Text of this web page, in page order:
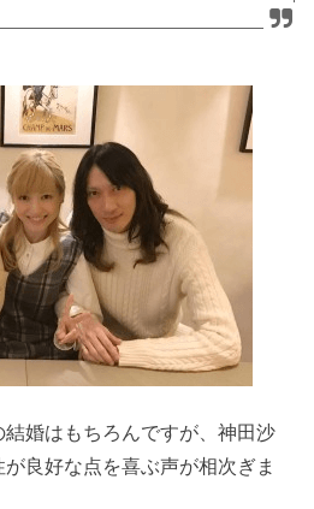
婚はもちろんですが、神田沙
良好な点を喜ぶ声が相次ぎま